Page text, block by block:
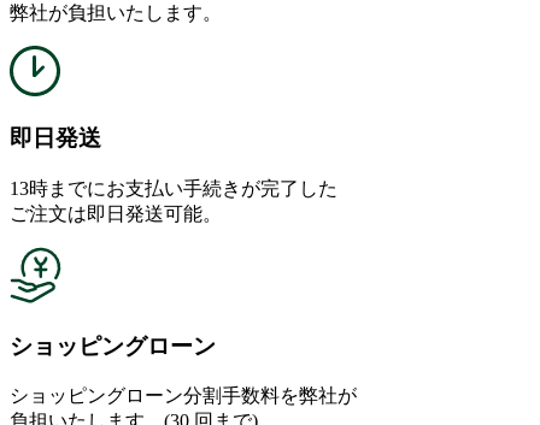
弊社が負担いたします。
即日発送
13時までにお支払い手続きが完了した
ご注文は即日発送可能。
ショッピングローン
ショッピングローン分割手数料を弊社が